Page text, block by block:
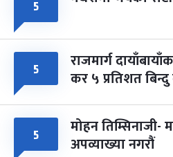
५
५ राजमार्ग
कर ५ प्रतिशत
५ मोहन तिम्सिनाजी-
अपव्याख्या नगरौं